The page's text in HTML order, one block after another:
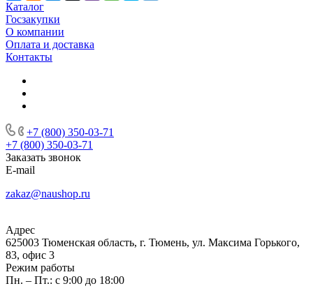
Каталог
Госзакупки
О компании
Оплата и доставка
Контакты
+7 (800) 350-03-71
+7 (800) 350-03-71
Заказать звонок
E-mail
zakaz@naushop.ru
Адрес
625003 Тюменская область, г. Тюмень, ул. Максима Горького,
83, офис 3
Режим работы
Пн. – Пт.: с 9:00 до 18:00